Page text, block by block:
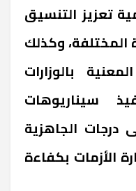
تعزيز التنسيق
المختلفة، وكذلك
بالوزارات
سيناريوهات
درجات الجاهزية
الأزمات بكفاءة